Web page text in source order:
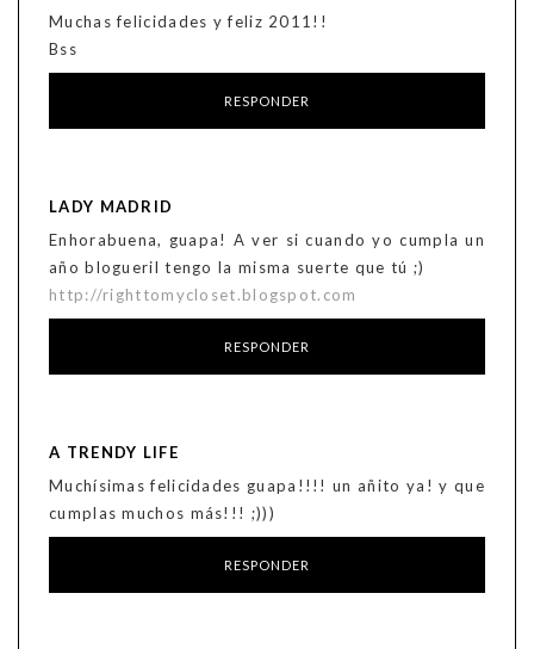
Muchas felicidades y feliz 2011!!
Bss
RESPONDER
LADY MADRID
Enhorabuena, guapa! A ver si cuando yo cumpla un
año blogueril tengo la misma suerte que tú ;)
http://righttomycloset.blogspot.com
RESPONDER
A TRENDY LIFE
Muchísimas felicidades guapa!!!! un añito ya! y que
cumplas muchos más!!! ;)))
RESPONDER